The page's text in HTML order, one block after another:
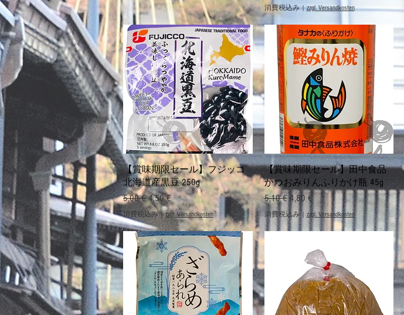
消費税込み|zzgl. Versandkosten
クイックビュー
【賞味期限セール】フジッコ
北海道産黒豆 250g
通常価格
5,00 €セール価格
4,50 €
消費税込み |zzgl. Versandkosten
クイックビュー
【賞味期限セール】田中食品
かつおみりんふりかけ瓶 45g
通常価格
5,10 € セール価格
4,80 €
消費税込み zzgl. Versandkosten